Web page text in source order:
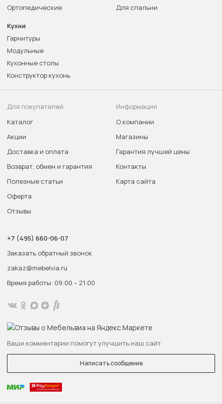
Ортопедические
Для спальни
Кухни
Гарнитуры
Модульные
Кухонные столы
Конструктор кухонь
Для покупателей
Каталог
Акции
Доставка и оплата
Возврат, обмен и гарантия
Полезные статьи
Оферта
Отзывы
Информация
О компании
Магазины
Гарантия лучшей цены
Контакты
Карта сайта
+7 (495) 660-06-07
Заказать обратный звонок
zakaz@mebelvia.ru
Время работы: 09:00 – 21:00
Ваши комментарии помогут улучшить наш сайт
Написать сообщение